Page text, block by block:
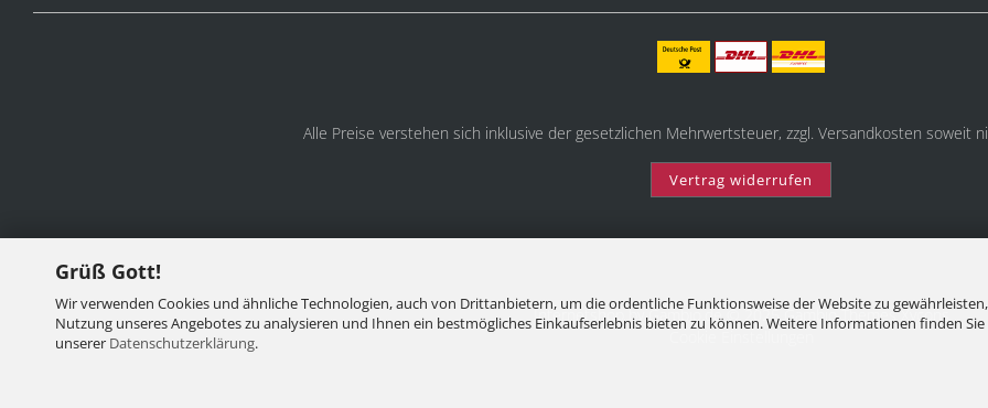
Grüß Gott!
Wir verwenden Cookies und ähnliche Technologien, auch von Drittanbietern, um die ordentliche Funktionsweise der Website zu
Nutzung unseres Angebotes zu analysieren und Ihnen ein bestmögliches Einkaufserlebnis bieten zu können. Weitere Informationen finden Sie
unserer Datenschutzerklärung.
Alle Preise verstehen sich inklusive der gesetzlichen Mehrwertsteuer, zzgl. Versandkosten soweit
Vertrag widerrufen
Internetshopby Gambio.de © 2025 Gambio ThemesXycons